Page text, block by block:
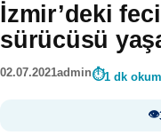
İzmir’deki
sürücüsü
02.07.2021admin 1 dk